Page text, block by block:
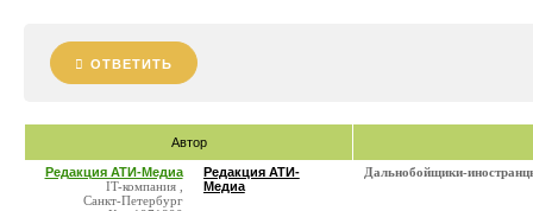
ОТВЕТИТЬ
Автор
Редакция АТИ-Медиа
IT-компания ,
Санкт-Петербург
Редакция АТИ-
Медиа
Дальнобойщики-